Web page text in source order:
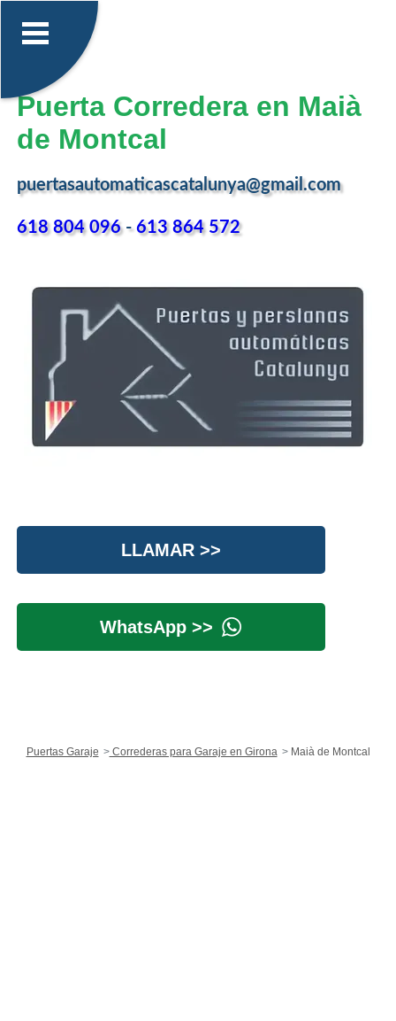
Puerta Corredera en Maià
de Montcal
puertasautomaticascatalunya@gmail.com
618 804 096-613 864 572
LLAMAR >>
WhatsApp >>
Puertas Garaje Correderas para Garaje en Girona Maià de Montcal